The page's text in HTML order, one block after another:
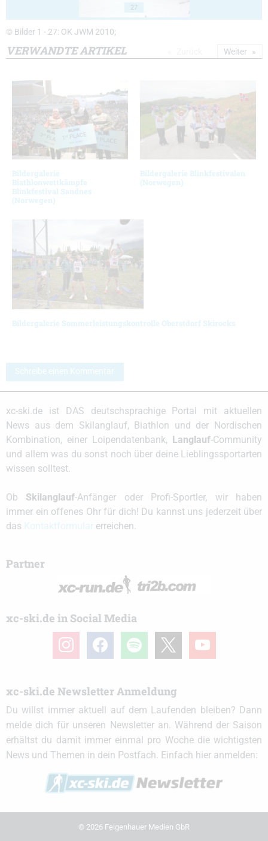
27
© Bilder 1 - 27: OK JWM 2010;
VERWANDTE ARTIKEL
Bildergalerie
Biathlonwettkämpfe
Blinkfestival Sandnes
(Norwegen)
Bildergalerie Blinkfestivalen
(Norwegen)
Bildergalerie Sommerleistungskontrolle Oberstdorf Skirocks
Weiter
Schreibe einen Kommentar
xc-ski.de ist DAS deutschsprachige Portal mit aktuellen
News aus dem Skilanglauf, Biathlon und der Nordischen
Kombination, einer Loipendatenbank, Langlauf-Community
und allem was du sonst noch über deine Lieblingssportarten
wissen solltest.
Ob Skilanglauf-Anfänger oder Profi-Sportler, wir haben
immer ein offenes Ohr für dich! Du kannst uns jederzeit über
das
erreichen.
Partner
xc-ski.de in Social Media
instagramfacebook spotify youtube
xc-ski.de Newsletter Anmeldung
Du willst immer aktuell auf dem Laufenden bleiben? Dann
melde dich für unseren Newsletter an. Während der Saison
erhältst du damit immer einmal pro Woche die wichtigsten
News und Themen in dein Postfach. Einfach hier anmelden:
© 2026 Felgenhauer Medien GbR